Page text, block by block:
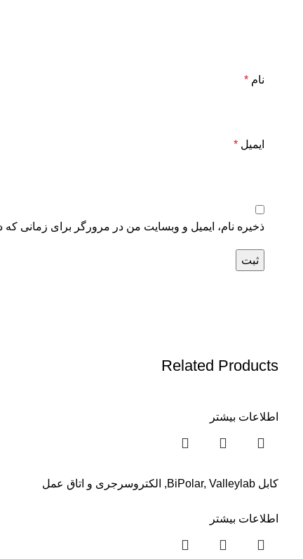
نام *
ایمیل *
ذخیره نام، ایمیل و وبسایت من در مرورگر برای زمانی که
Related Products
اطلاعات بیشتر
کابل BiPolar , Valleylab
, الکتروسرجری و اتاق عمل
اطلاعات بیشتر